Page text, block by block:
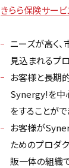
きらら保険サー
ニーズが高く
見込まれるプ
お客様と長期
Synergy!を中
をすることがで
お客様が
ためのプロダ
販一体の組織